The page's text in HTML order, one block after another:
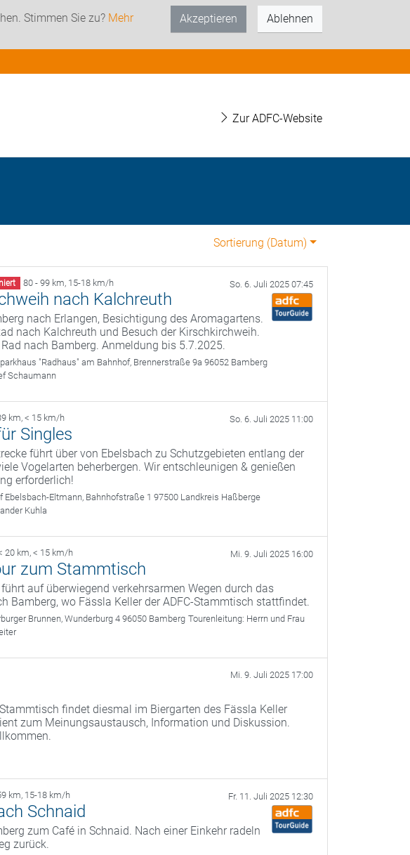
Stimmen Sie zu? Mehr
Akzeptieren Ablehnen
Zur ADFC-Website
Sortierung (Datum)
80 - 99 km, 15-18 km/h So. 6. Juli 2025 07:45
nach Kalchreuth
nach Erlangen, Besichtigung des Aromagartens.
nach Kalchreuth und Besuch der Kirschkirchweih.
nach Bamberg. Anmeldung bis 5.7.2025.
"Radhaus" am Bahnhof, Brennerstraße 9a 96052 Bamberg
Schaumann
km, < 15 km/h So. 6. Juli 2025 11:00
Singles
führt über von Ebelsbach zu Schutzgebieten entlang der
Vogelarten beherbergen. Wir entschleunigen & genießen
erforderlich!
Ebelsbach-Eltmann, Bahnhofstraße 1 97500 Landkreis Haßberge
Kuhla
20 km, < 15 km/h Mi. 9. Juli 2025 16:00
zum Stammtisch
auf überwiegend verkehrsarmen Wegen durch das
Bamberg, wo Fässla Keller der ADFC-Stammtisch stattfindet.
Brunnen, Wunderburg 4 96050 Bamberg Tourenleitung: Herrn und Frau
Mi. 9. Juli 2025 17:00
findet diesmal im Biergarten des Fässla Keller
zum Meinungsaustausch, Information und Diskussion.
km, 15-18 km/h Fr. 11. Juli 2025 12:30
Schnaid
zum Café in Schnaid. Nach einer Einkehr radeln
zurück.